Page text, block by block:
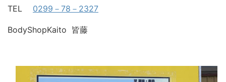
TEL 0299－78－2327
BodyShopKaito 皆藤